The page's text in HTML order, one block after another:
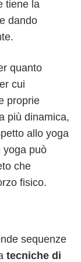
tiene la
dando
quanto
cui
proprie
più dinamica,
allo yoga
yoga può
che
fisico.
sequenze
tecniche di